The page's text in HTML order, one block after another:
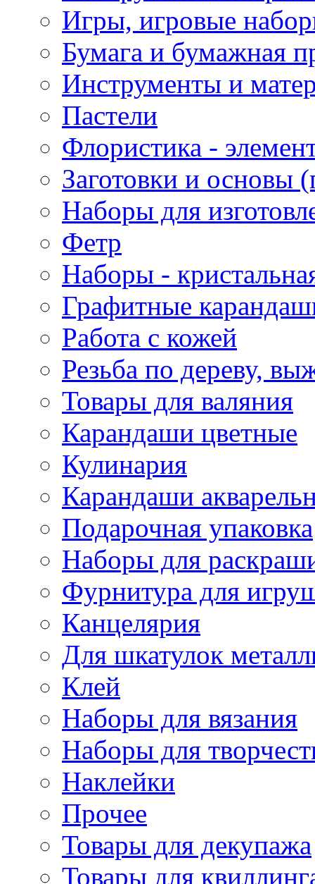
Игры, игровые
Бумага и бумажная
Инструменты и
Пастели
Флористика -
Заготовки и основы
Наборы для
Фетр
Наборы -
Графитные
Работа с кожей
Резьба по дереву,
Товары для валяния
Карандаши цветные
Кулинария
Карандаши
Подарочная упаковка
Наборы для
Фурнитура для
Канцелярия
Для шкатулок
Клей
Наборы для вязания
Наборы для
Наклейки
Прочее
Товары для декупажа
Товары для